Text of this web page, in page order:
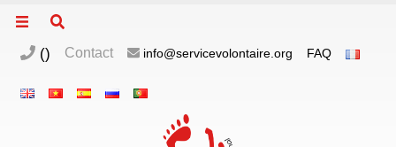
() Contact info@servicevolontaire.org FAQ